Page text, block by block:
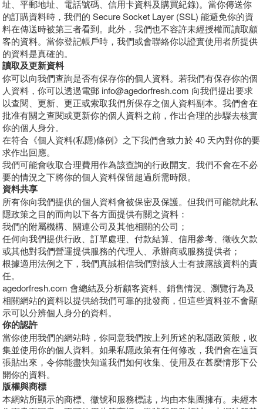
址、平郵地址、電話號碼、信用卡資料及購買紀錄)。當你傳送你
的訂購資料時，我們的 Secure Socket Layer (SSL) 能避免你的資
料在傳送時被第三者看到。此外，我們也不容許未經授權而讀取顧
客的資料。當你登記帳戶時，我們或會聯絡你以證實使用者所提供
的資料是真確的。
讀取及更新資料
你可以向我們查詢是否有保存你的個人資料。若我們有保存你的個
人資料，你可以透過電郵 info@agedorfresh.com 向我們提出要求
以查閱、更新、更正或索取我們所保存之個人資料副本。我們會在
批准有關之查閱或更新你的個人資料之前，作出合理的步驟去核實
你的個人身分。
在符合《個人資料(私隱)條例》之下我們會致力於 40 天內對你的要
求作出回應。
我們可能會收取合理費用作為該查詢的行政開支。我們不會在不必
要的情況之下將你的個人資料保留超過所需時限。
資料共享
所有你向我們提供的個人資料會被保密及保護。但我們可能就此私
隱政策之目的而向以下各方面提供有關之資料：
我們的附屬機構、關連公司及其他相關的公司；
任何向我們提供行政、訂單處理、付款結算、信用參考、徵收欠款
或其他對我們營運提供服務的代理人、承辦商或服務提供者；
根據適用法例之下，我們真誠相信我們對該人士有披露該資料的責
任。
agedorfresh.com 會總結及分析顧客資料、銷售情況、瀏覽行為及
相關網站的資料以提供給我們可靠的批發商，但這些資料並不會顯
示可以分辨個人身分的資料。
你的認許
當你使用我們的網站時，你同意我們按上列所述的私隱政策般，收
集並使用你的個人資料。如果私隱政策有任何修改，我們會在這頁
張貼出來，令你能盡快知道我們如何收集、使用及在甚麼情形下公
開你的資料。
版權與商標
本網站所顯示的商標、徽號和服務標誌，均由本集團擁有。未經本